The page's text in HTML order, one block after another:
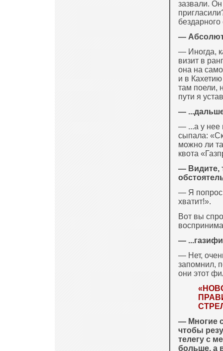
зазвали.
—
— Иногда,
визит в
она на
и в
там поели,
пути я
—
— ...а у нее
сыпала:
можно ли
квота
— Видите,
— Я
хватит!».
Вот вы
—
— Нет,
запомнил,
они этот
— Многие
чтобы
телегу с
больше, а